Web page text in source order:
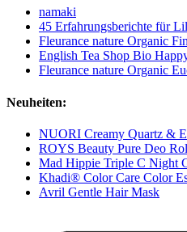
namaki
45 Erfahrungsberichte für
Fleurance nature Organic
English Tea Shop Bio
Fleurance nature Organic
Neuheiten:
NUORI Creamy Quartz &
ROYS Beauty Pure Deo
Mad Hippie Triple C Night
Khadi® Color Care Color
Avril Gentle Hair Mask